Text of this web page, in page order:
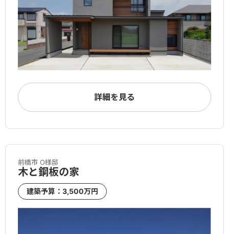
詳細を見る
前橋市 O様邸
木と鋼板の家
建築予算：3,500万円